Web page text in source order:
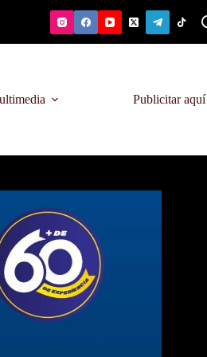
Publicitar aquí